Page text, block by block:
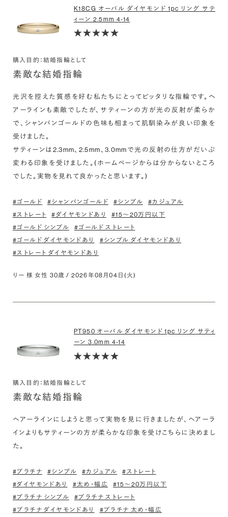
K18CG オーバル ダイヤモンド 1pc リング サテ
ィーン 2.5mm 4-14
購入目的：結婚指輪として
素敵な結婚指輪
光沢を控えた質感を好む私たちにとってピッタリな指輪です。ヘ
アーラインも素敵でしたが、サティーンの方が光の反射が柔らか
で、シャンパンゴールドの色味も相まって肌馴染みが良い印象を
受けました。
サティーンは2.3mm、2.5mm、3.0mmで光の反射の仕方がだいぶ
変わる印象を受けました。(ホームページからは分からないところ
でした。実物を見れて良かったと思います。)
#ゴールド #シャンパンゴールド #シンプル
#カジュアル
#ストレート
#ダイヤモンドあり
#15〜20万円以下
#ゴールド シンプル
#ゴールド ストレート
#ゴールド ダイヤモンドあり
#シンプル ダイヤモンドあり
#ストレート ダイヤモンドあり
りー 様 女性 30歳 / 2026年08月04日(火)
PT950 オーバル ダイヤモンド 1pc リング サティ
ーン 3.0mm 4-14
購入目的：結婚指輪として
素敵な結婚指輪
ヘアーラインにしようと思って実物を見に行きましたが、ヘアーラ
インよりもサティーンの方が柔らかな印象を受けこちらに決めまし
た。
#プラチナ #シンプル #カジュアル
#ストレート
#ダイヤモンドあり
#太め・幅広
#15〜20万円以下
#プラチナ シンプル
#プラチナ ストレート
#プラチナ ダイヤモンドあり
#プラチナ 太め・幅広